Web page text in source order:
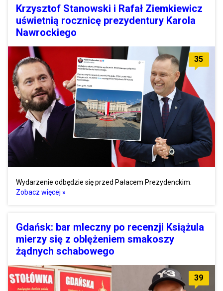
Krzysztof Stanowski i Rafał Ziemkiewicz
uświetnią rocznicę prezydentury Karola
Nawrockiego
35
Wydarzenie odbędzie się przed Pałacem Prezydenckim.
Zobacz więcej »
Gdańsk: bar mleczny po recenzji Książula
mierzy się z oblężeniem smakoszy
żądnych schabowego
39